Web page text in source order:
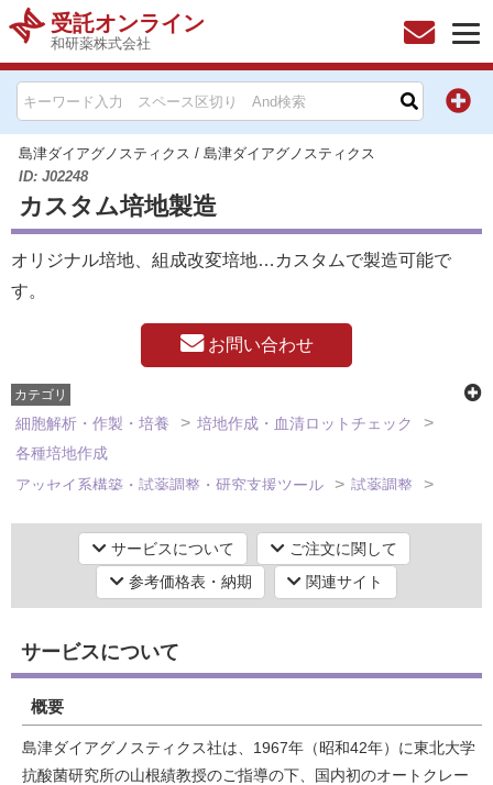
受託オンライン
和研薬株式会社
島津ダイアグノスティクス / 島津ダイアグノスティクス
ID: J02248
カスタム培地製造
オリジナル培地、組成改変培地…カスタムで製造可能で
す。
お問い合わせ
カテゴリ
細胞解析・作製・培養
培地作成・血清ロットチェック
各種培地作成
アッセイ系構築・試薬調整・研究支援ツール
試薬調整
創薬・薬物動態 ・バイオ医薬品
バイオ医薬品・ドラッグデリバリーシステム
GMPグレード培地作製
サービスについて
ご注文に関して
参考価格表・納期
関連サイト
サービスについて
概要
島津ダイアグノスティクス社は、1967年（昭和42年）に東北大学
抗酸菌研究所の山根績教授のご指導の下、国内初のオートクレー
HOME
お問い合わせ
お知らせ
キャンペーン情報一覧
メーカー別索引
販売元別索引
ご利用ガイド
研究機器オンライン
ワケンG オンラインショップ